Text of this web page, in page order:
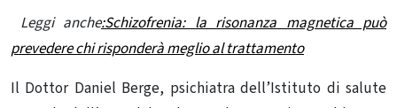
Leggi anche:Schizofrenia: la risonanza magnetica può
prevedere chi risponderà meglio al trattamento
Il Dottor Daniel Berge, psichiatra dell’Istituto di salute